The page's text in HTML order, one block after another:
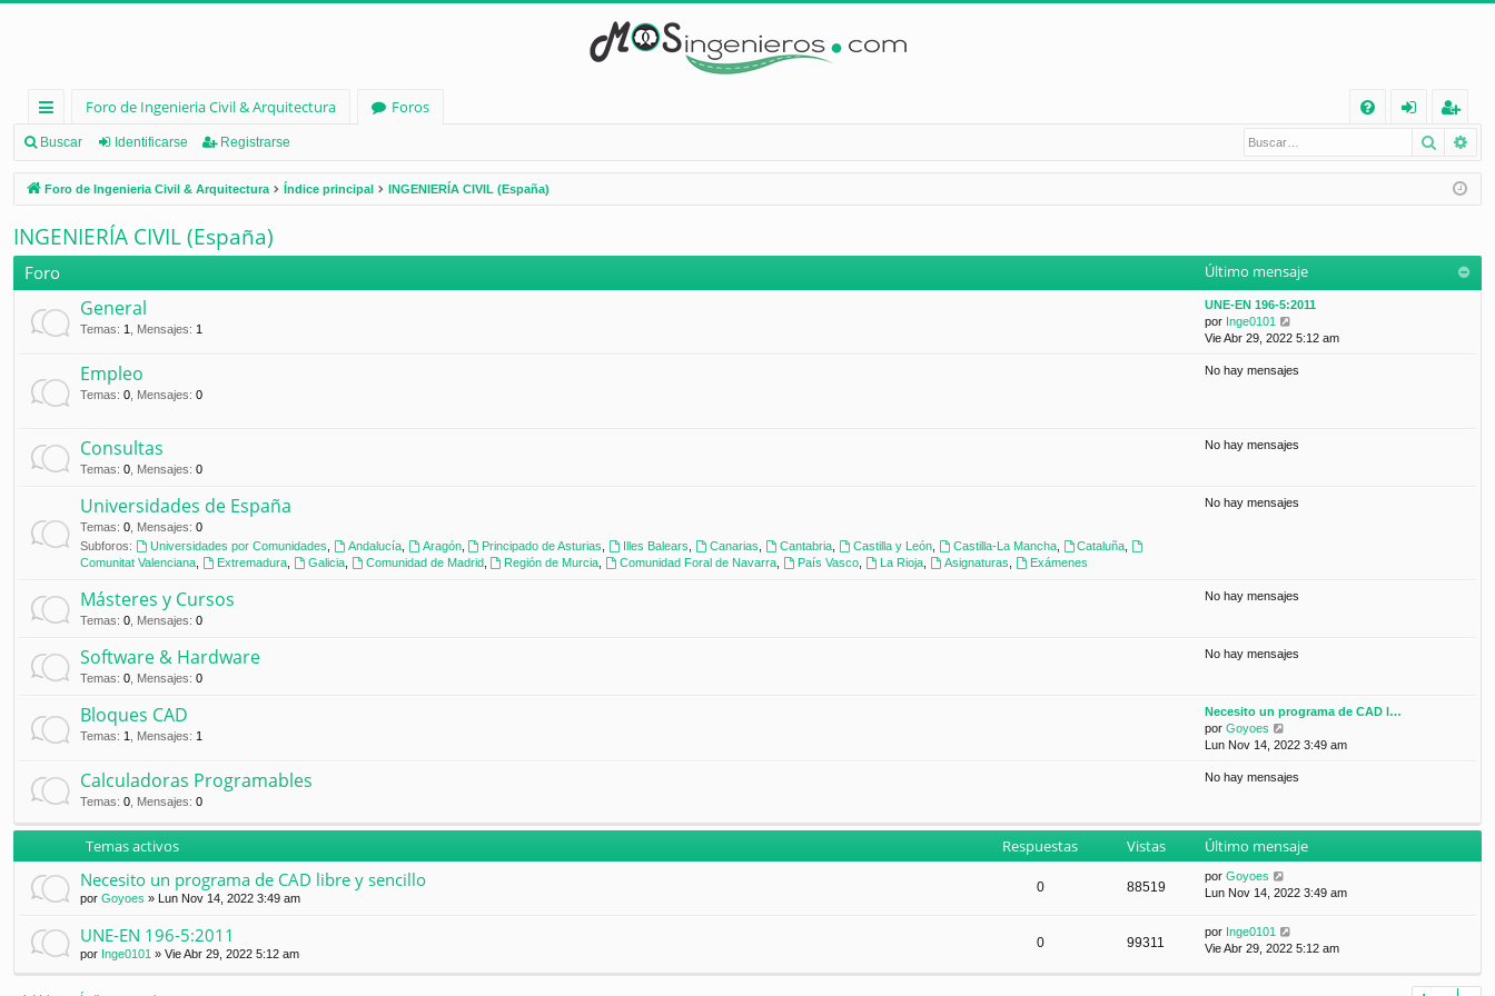
nl
ac
es
rá
pi
d
Foro de Ingenieria Civil & Arquitectura
Foros
Q
nt
ifi
eg
ist
ra
Buscar Identificarse Registrarse Buscar
Foro de Ingenieria Civil & Arquitectura Índice principal INGENIERÍA CIVIL (España)
INGENIERÍA CIVIL (España)
Foro Último mensaje
General
Temas: 1 Mensajes: 1
UNE-EN 196-5:2011
por Inge0101
e
ú
o
n
Vie Abr 29, 2022 5:12 am
Empleo
Temas: 0 Mensajes: 0
No hay mensajes
Consultas
Temas: 0 Mensajes: 0
No hay mensajes
Universidades de España
Temas: 0 Mensajes: 0
Subforos:
Universidades por Comunidades Andalucía, Aragón, Principado de Asturias Illes Balears Canarias Cantabria, Castilla y León, Castilla-La Mancha, Cataluña
Comunitat Valenciana
Extremadura, Galicia, Comunidad de Madrid, Región de Murcia Comunidad Foral de Navarra País Vasco La Rioja, Asignaturas Exámenes
No hay mensajes
Másteres y Cursos
Temas: 0 Mensajes: 0
No hay mensajes
Software & Hardware
Temas: 0 Mensajes: 0
No hay mensajes
Bloques CAD
Temas: 1 Mensajes: 1
Necesito un programa de CAD l…
por Goyoes
e
ú
i
m
o
e
s
a
e
Lun Nov 14, 2022 3:49 am
Calculadoras Programables
Temas: 0 Mensajes: 0
No hay mensajes
Temas activos Respuestas Vistas Último mensaje
Necesito un programa de CAD libre y sencillo
por Goyoes » Lun Nov 14, 2022 3:49 am
0 88519
por Goyoes
Lun Nov 14, 2022 3:49 am
UNE-EN 196-5:2011
por Inge0101 » Vie Abr 29, 2022 5:12 am
0 99311
por Inge0101
Vie Abr 29, 2022 5:12 am